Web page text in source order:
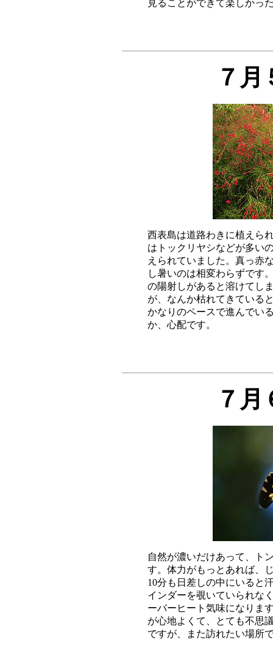
７
西表島は道路わきに植えら
はトックリヤシなどが多い
えられていました。真っ赤
し暑いのは相変わらずです
の陽射しがあると溶けてし
が、なんか枯れてきている
かなりのペースで進んでい
７
自然が濃いだけあって、ト
す。体力がもっとあれば、
10分も日差しの中にいると
インダーを覗いていられな
ーバーヒート気味になりま
が心地よくて、とても不思